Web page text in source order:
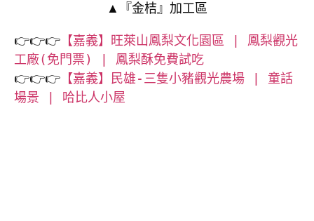
▲『金桔』加工區
👉👉👉 【嘉義】旺萊山鳳梨文化園區 | 鳳梨觀光
工廠(免門票) | 鳳梨酥免費試吃
👉👉👉 【嘉義】民雄-三隻小豬觀光農場 | 童話
場景 | 哈比人小屋